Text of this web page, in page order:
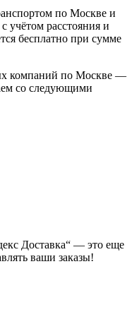
по Москве и
учётом расстояния и
бесплатно при сумме
компаний по Москве —
со следующими
Доставка“ — это еще
ваши заказы!